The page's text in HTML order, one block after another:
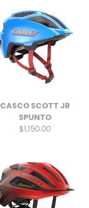
CASCO SCOTT JR
SPUNTO
$1,150.00